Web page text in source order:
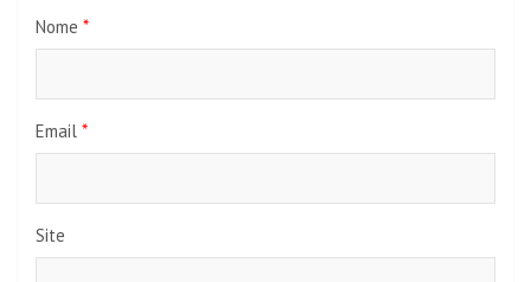
Nome *
Email *
Site